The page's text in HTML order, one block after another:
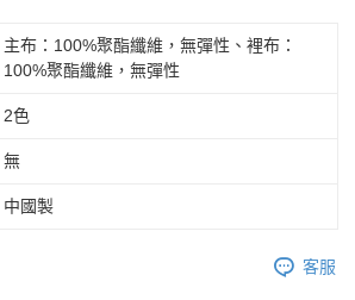
主布：100%聚酯纖維，無彈性、裡布：
100%聚酯纖維，無彈性
2色
無
中國製
客服